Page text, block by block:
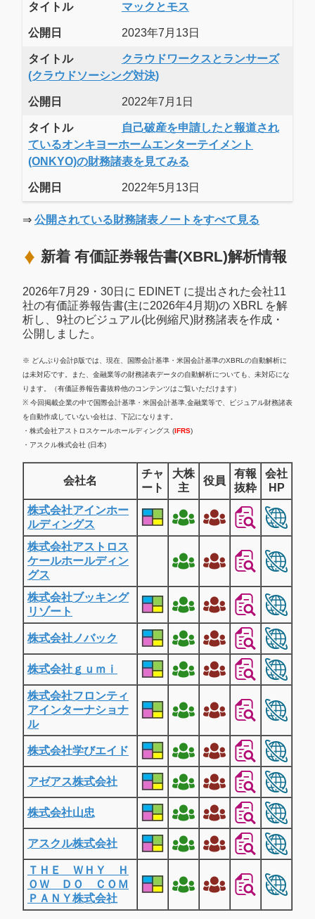
タイトル マックとモス
公開日 2023年7月13日
タイトル
クラウドワークスとランサーズ
(クラウドソーシング対決)
公開日 2022年7月1日
タイトル
自己破産を申請したと報道され
ているオンキヨーホームエンターテイメント
(ONKYO)の財務諸表を見てみる
公開日 2022年5月13日
⇒ 公開されている財務諸表ノートをすべて見る
新着 有価証券報告書(XBRL)解析情報
2026年7月29・30日に EDINET に提出された会社11
社の有価証券報告書(主に2026年4月期)の XBRL を解
析し、9社のビジュアル(比例縮尺)財務諸表を作成・
公開しました。
※ どんぶり会計β版では、現在、国際会計基準・米国会計基準のXBRLの自動解析に
は未対応です。また、金融業等の財務諸表データの自動解析についても、未対応にな
ります。（有価証券報告書抜粋他のコンテンツはご覧いただけます）
※ 今回掲載企業の中で国際会計基準・米国会計基準,金融業等で、ビジュアル財務諸表
を自動作成していない会社は、下記になります。
・株式会社アストロスケールホールディングス (IFRS)
・アスクル株式会社 (日本)
会社名
チャ
ート
大株
主
役員
有報
抜粋
会社
HP
株式会社アインホー
ルディングス
株式会社アストロス
ケールホールディン
グス
株式会社ブッキング
リゾート
株式会社ノバック
株式会社ｇｕｍｉ
株式会社フロンティ
アインターナショナ
ル
株式会社学びエイド
アゼアス株式会社
株式会社山忠
アスクル株式会社
ＴＨＥ ＷＨＹ Ｈ
ＯＷ ＤＯ ＣＯＭ
ＰＡＮＹ株式会社